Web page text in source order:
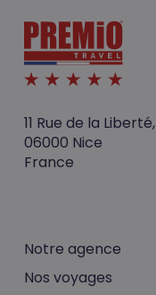
11 Rue de la Liberté,
06000 Nice
France
Notre agence
Nos voyages